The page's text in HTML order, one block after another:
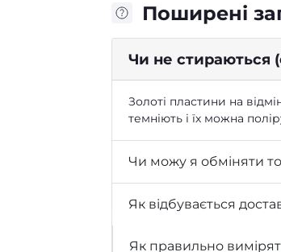
Поширені
Чи не стираються
Золоті пластини на
темніють і їх можна
Чи можу я обміняти
Як відбувається
Як правильно